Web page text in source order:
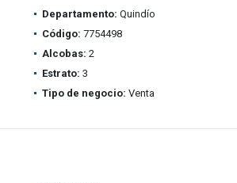
Departamento: Quindío
Código: 7754498
Alcobas: 2
Estrato: 3
Tipo de negocio: Venta